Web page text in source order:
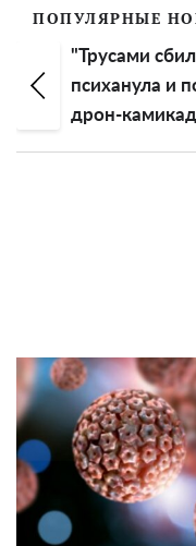
ПОПУЛЯРНЫЕ
"Трусами
психанула и
дрон-